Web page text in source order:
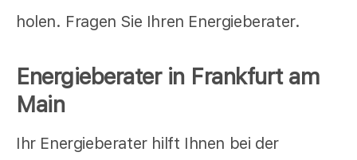
holen. Fragen Sie Ihren Energieberater.
Energieberater in Frankfurt am
Main
Ihr Energieberater hilft Ihnen bei der